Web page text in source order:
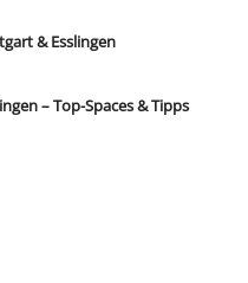
& Esslingen
– Top-Spaces & Tipps